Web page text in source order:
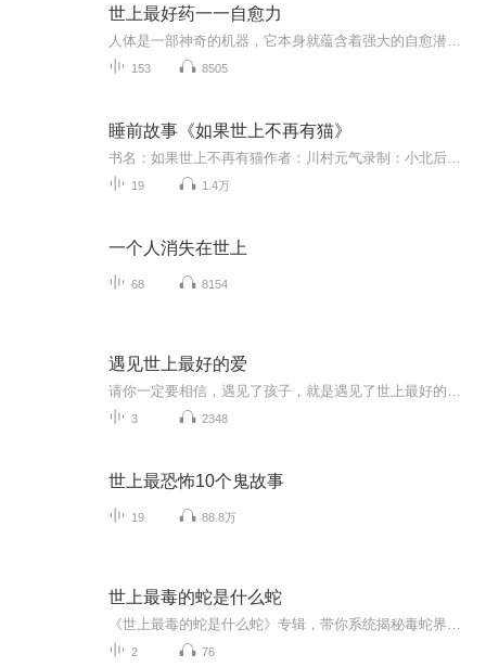
世上最好药一一自愈力
153 8505
睡前故事《如果世上不再有猫》
19 1.4万
一个人消失在世上
68 8154
遇见世上最好的爱
3 2348
世上最恐怖10个鬼故事
19 88.8万
世上最毒的蛇是什么蛇
2 76